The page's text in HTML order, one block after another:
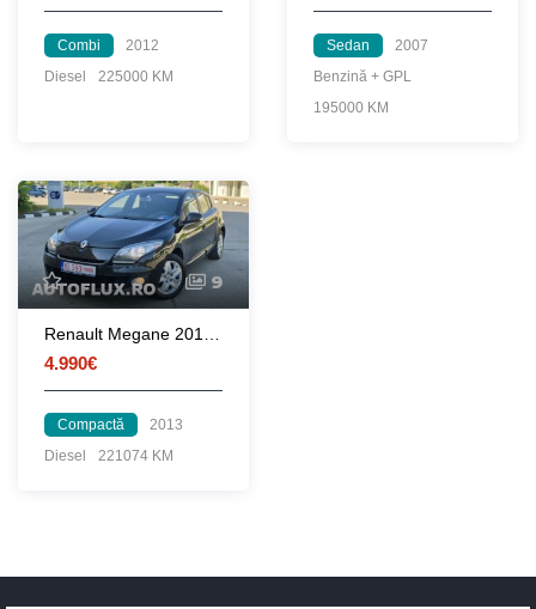
Combi
2012
Diesel
225000 KM
Sedan
2007
Benzină + GPL
195000 KM
9
4.990€
Compactă
2013
Diesel
221074 KM